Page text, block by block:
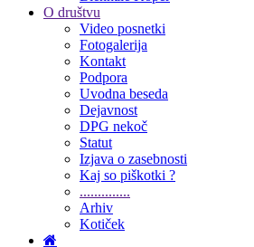
O društvu
Video posnetki
Fotogalerija
Kontakt
Podpora
Uvodna beseda
Dejavnost
DPG nekoč
Statut
Izjava o zasebnosti
Kaj so piškotki ?
..............
Arhiv
Kotiček